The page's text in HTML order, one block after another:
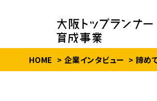
HOME 企業インタビュー 諦め